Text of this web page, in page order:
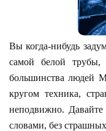
Вы когда-нибудь
самой белой трубы,
большинства людей
кругом техника,
неподвижно.
словами, без